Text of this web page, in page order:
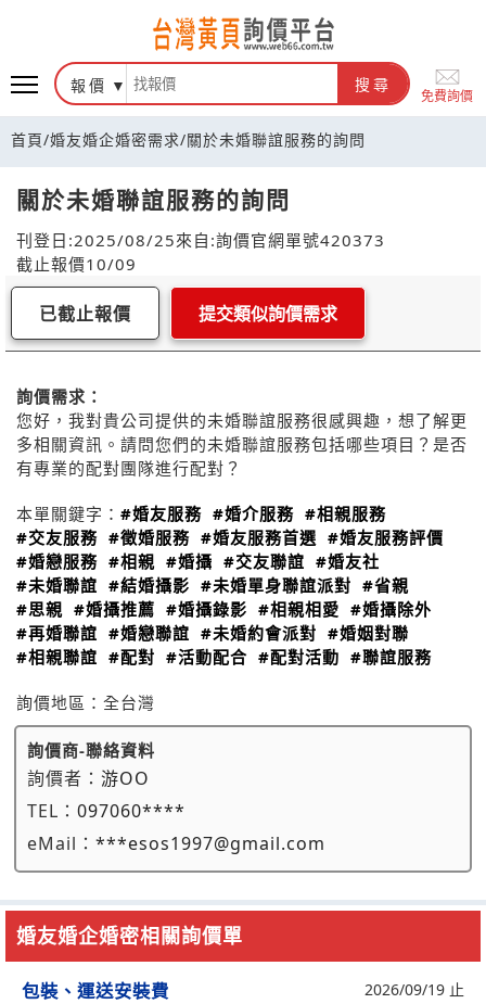
報價 搜尋
免費詢價
首頁/婚友婚企婚密需求/關於未婚聯誼服務的詢問
關於未婚聯誼服務的詢問
刊登日:2025/08/25來自:詢價官網單號420373
截止報價10/09
已截止報價 提交類似詢價需求
詢價需求：
您好，我對貴公司提供的未婚聯誼服務很感興趣，想了解更
多相關資訊。請問您們的未婚聯誼服務包括哪些項目？是否
有專業的配對團隊進行配對？
本單關鍵字： #婚友服務 #婚介服務 #相親服務
#交友服務 #徵婚服務 #婚友服務首選 #婚友服務評價
#婚戀服務 #相親 #婚攝 #交友聯誼 #婚友社
#未婚聯誼 #結婚攝影 #未婚單身聯誼派對 #省親
#思親 #婚攝推薦 #婚攝錄影 #相親相愛 #婚攝除外
#再婚聯誼 #婚戀聯誼 #未婚約會派對 #婚姻對聯
#相親聯誼 #配對 #活動配合 #配對活動 #聯誼服務
詢價地區： 全台灣
詢價商-聯絡資料
詢價者： 游OO
TEL： 097060****
eMail： ***esos1997@gmail.com
婚友婚企婚密相關詢價單
包裝、運送安裝費 2026/09/19 止